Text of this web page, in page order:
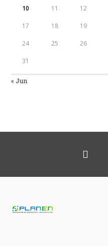
10 11 12
17 18 19
24 25 26
31
« Jun